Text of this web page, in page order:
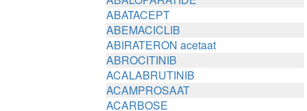
ABATACEPT
ABEMACICLIB
ABIRATERON acetaat
ABROCITINIB
ACALABRUTINIB
ACAMPROSAAT
ACARBOSE